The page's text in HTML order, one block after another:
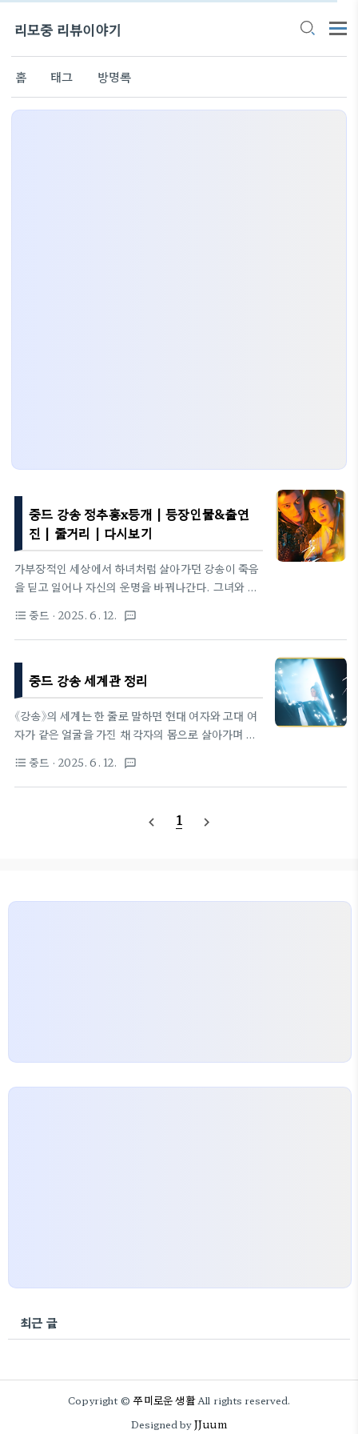
리모중 리뷰이야기
홈 태그 방명록
중드 강송 정추홍x등개 | 등장인물&출연
진 | 줄거리 | 다시보기
가부장적인 세상에서 하녀처럼 살아가던 강송이 죽음
을 딛고 일어나 자신의 운명을 바꿔나간다. 그녀와 같
는 예측불허의 방향으로 흐르고, 두 여성의 갈등과 연
대는 보는 이의 감정을 흔든다. 억눌렸던 존재가 주체
로 거듭나는 이 드라마는, 복수와 성장, 그리고 사랑
이 절묘하게 뒤섞인 감정의 여정을 보여준다. 강송 정
보제목: 《강송(姜颂)》장르: 고전 배경 + 여성 성장 복
수극 + 판타지(전생·동시 존재)방영일: 2025년 4월
28일 첫 방송플랫폼: 중국 플랫폼(구체적 플랫폼은
(회차 수 변동 가능)강송 세계관 이야기중드 강송 세계
관 정리 중드 강송 세계관 정리《강송》의 세계는 한 줄
format_list_bulleted 중드 · 2025. 6. 12. textsms
중드 강송 세계관 정리
《강송》의 세계는 한 줄로 말하면 현대 여자와 고대 여
자가 같은 얼굴을 가진 채 각자의 몸으로 살아가며 충
에는 3개의 시공간이 섞여 있고, 인물도 설정도 꽤 복
잡해서, 처음 보는 사람은 조금 헷갈릴 수 있다. 그래
어본다!1. 현실 세계 – 소설을 쓴 작가, 강교교의 진짜
로 정신을 잃었다 깨어나 보니… 자기가 쓴 소설 속에
format_list_bulleted 중드 · 2025. 6. 12. textsms
navigate_before 1 navigate_next
최근 글
Copyright ©쭈미로운 생활All rights reserved.
Designed byJJuum